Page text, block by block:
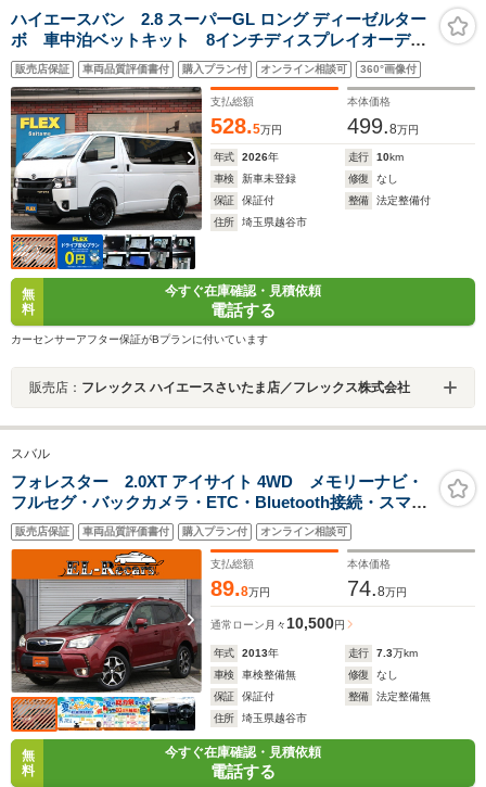
ハイエースバン 2.8 スーパーGL ロング ディーゼルター
ボ 車中泊ベットキット 8インチディスプレイオーディ
オ ビルトインETC2.0 ヘッドライトインナーブラック
塗装 メッキパーツマットブラック塗装 レーダークル
ーズ TSS3.0 デジタルインナーミラー
販売店保証 車両品質評価書付 購入プラン付 オンライン相談可 360°画像付
支払総額
528.5万円
本体価格
499.8万円
年式 2026年 走行 10km
車検
新車未登録 修復
なし
保証
保証付 整備
法定整備付
住所
埼玉県越谷市
無
料
今すぐ在庫確認・見積依頼
電話する
カーセンサーアフター保証がBプランに付いています
販売店： フレックス ハイエースさいたま店／フレックス株式会社
スバル
フォレスター 2.0XT アイサイト 4WD メモリーナビ・
フルセグ・バックカメラ・ETC・Bluetooth接続・スマー
トキー・プッシュスタート・追従クルコン・パワーバッ
クドア・HIDヘッドライト・フォグランプ・純正18インチ
AW・ドライブレコーダー
販売店保証 車両品質評価書付 購入プラン付 オンライン相談可
支払総額
89.8万円
本体価格
74.8万円
通常ローン 月々 10,500円
年式 2013年 走行 7.3万km
車検
車検整備無 修復
なし
保証
保証付 整備
法定整備無
住所
埼玉県越谷市
無
料
今すぐ在庫確認・見積依頼
電話する